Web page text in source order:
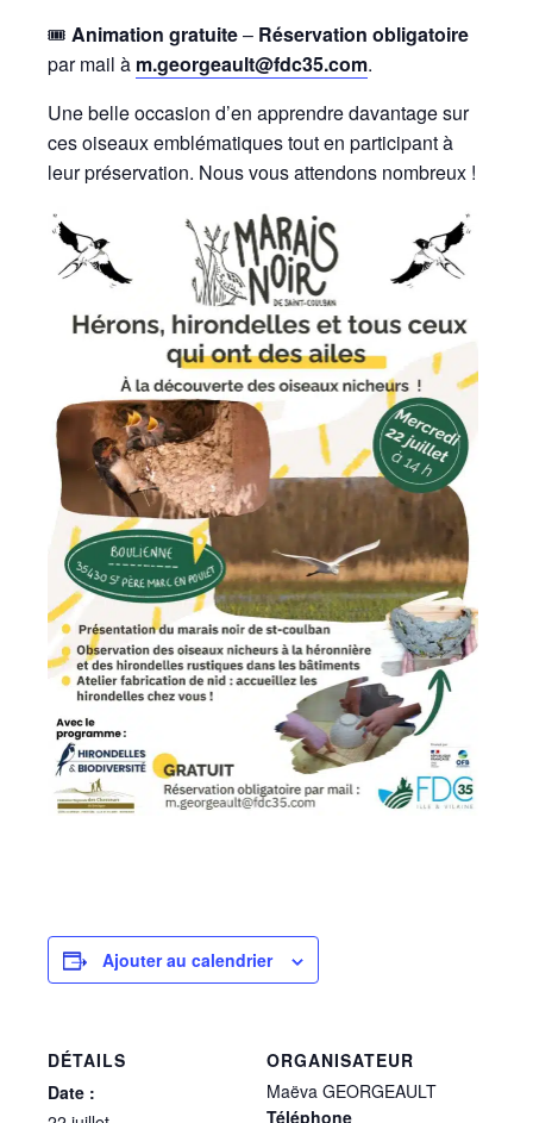
🎟️ Animation gratuite– Réservation obligatoire
par mail à m.georgeault@fdc35.com.
Une belle occasion d’en apprendre davantage sur
ces oiseaux emblématiques tout en participant à
leur préservation. Nous vous attendons nombreux !
Ajouter au calendrier
DÉTAILS
Date :
ORGANISATEUR
Maëva GEORGEAULT
Téléphone